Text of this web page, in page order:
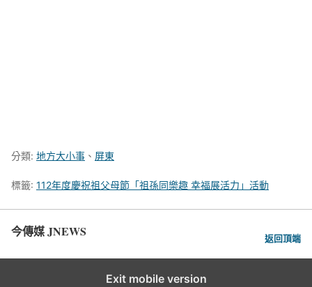
分類: 地方大小事 、 屏東
標籤: 112年度慶祝祖父母節「祖孫同樂趣 幸福展活力」活動
今傳媒 JNEWS 返回頂端
Exit mobile version